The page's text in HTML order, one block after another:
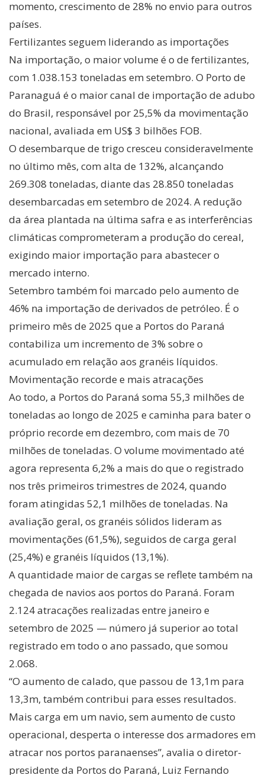
momento, crescimento de 28% no envio para outros
países.
Fertilizantes seguem liderando as importações
Na importação, o maior volume é o de fertilizantes,
com 1.038.153 toneladas em setembro. O Porto de
Paranaguá é o maior canal de importação de adubo
do Brasil, responsável por 25,5% da movimentação
nacional, avaliada em US$ 3 bilhões FOB.
O desembarque de trigo cresceu consideravelmente
no último mês, com alta de 132%, alcançando
269.308 toneladas, diante das 28.850 toneladas
desembarcadas em setembro de 2024. A redução
da área plantada na última safra e as interferências
climáticas comprometeram a produção do cereal,
exigindo maior importação para abastecer o
mercado interno.
Setembro também foi marcado pelo aumento de
46% na importação de derivados de petróleo. É o
primeiro mês de 2025 que a Portos do Paraná
contabiliza um incremento de 3% sobre o
acumulado em relação aos granéis líquidos.
Movimentação recorde e mais atracações
Ao todo, a Portos do Paraná soma 55,3 milhões de
toneladas ao longo de 2025 e caminha para bater o
próprio recorde em dezembro, com mais de 70
milhões de toneladas. O volume movimentado até
agora representa 6,2% a mais do que o registrado
nos três primeiros trimestres de 2024, quando
foram atingidas 52,1 milhões de toneladas. Na
avaliação geral, os granéis sólidos lideram as
movimentações (61,5%), seguidos de carga geral
(25,4%) e granéis líquidos (13,1%).
A quantidade maior de cargas se reflete também na
chegada de navios aos portos do Paraná. Foram
2.124 atracações realizadas entre janeiro e
setembro de 2025 — número já superior ao total
registrado em todo o ano passado, que somou
2.068.
“O aumento de calado, que passou de 13,1m para
13,3m, também contribui para esses resultados.
Mais carga em um navio, sem aumento de custo
operacional, desperta o interesse dos armadores em
atracar nos portos paranaenses”, avalia o diretor-
presidente da Portos do Paraná, Luiz Fernando